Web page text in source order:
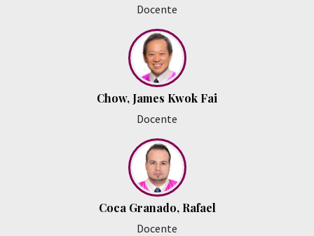
Docente
Chow, James Kwok Fai
Docente
Coca Granado, Rafael
Docente